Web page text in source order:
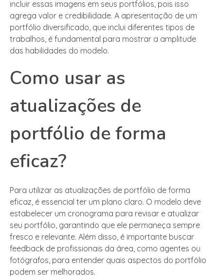
incluir essas imagens em seus portfólios, pois isso
agrega valor e credibilidade. A apresentação de um
portfólio diversificado, que inclui diferentes tipos de
trabalhos, é fundamental para mostrar a amplitude
das habilidades do modelo.
Como usar as
atualizações de
portfólio de forma
eficaz?
Para utilizar as atualizações de portfólio de forma
eficaz, é essencial ter um plano claro. O modelo deve
estabelecer um cronograma para revisar e atualizar
seu portfólio, garantindo que ele permaneça sempre
fresco e relevante. Além disso, é importante buscar
feedback de profissionais da área, como agentes ou
fotógrafos, para entender quais aspectos do portfólio
podem ser melhorados.